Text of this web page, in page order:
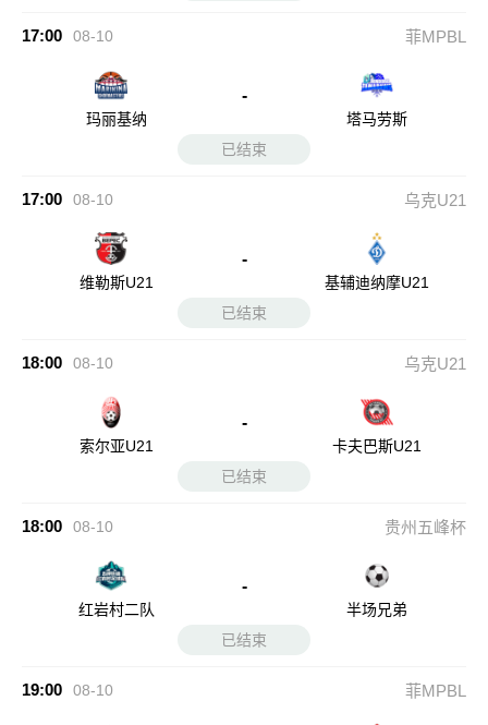
17:00 08-10 菲MPBL
玛丽基纳
-
塔马劳斯
已结束
17:00 08-10 乌克U21
维勒斯U21
-
基辅迪纳摩U21
已结束
18:00 08-10 乌克U21
索尔亚U21
-
卡夫巴斯U21
已结束
18:00 08-10 贵州五峰杯
红岩村二队
-
半场兄弟
已结束
19:00 08-10 菲MPBL